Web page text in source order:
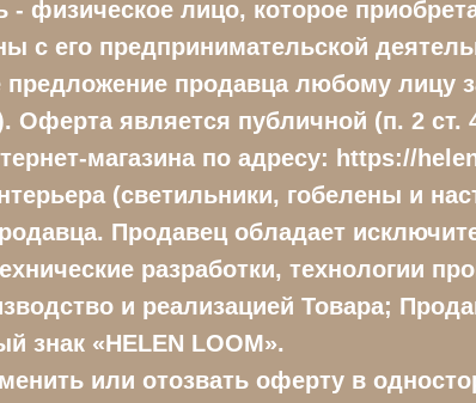
- физическое лицо, которое
с его предпринимательской
продавца любому лицу
Оферта является публичной (п. 2
магазина по адресу: https://
(светильники, гобелены и
Продавец обладает
разработки, технологии
и реализацией Товара;
знак «HELEN LOOM».
или отозвать оферту в